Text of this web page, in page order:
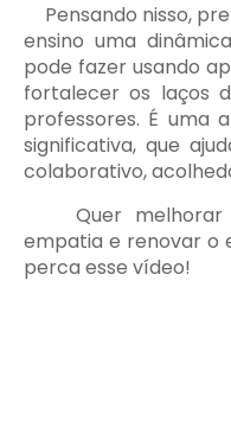
Pensando nisso,
ensino uma
pode fazer usando
fortalecer os laços
professores. É uma
significativa, que
colaborativo,
Quer
empatia e renovar o
perca esse vídeo!